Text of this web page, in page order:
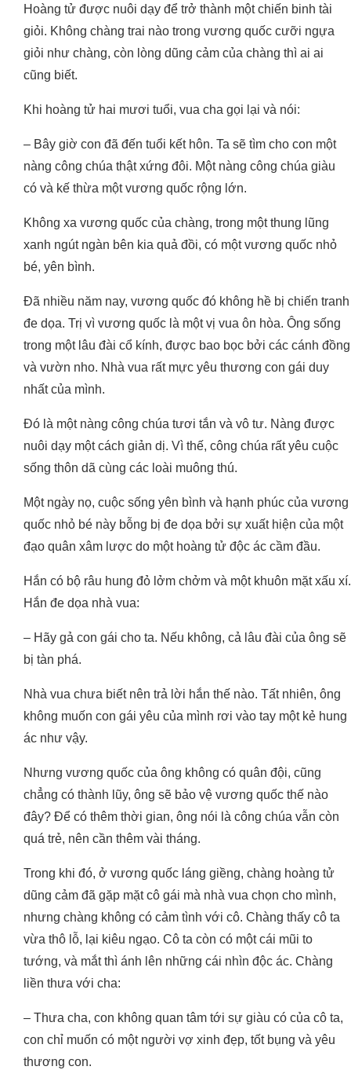
Hoàng tử được nuôi dạy để trở thành một chiến binh tài
giỏi. Không chàng trai nào trong vương quốc cưỡi ngựa
giỏi như chàng, còn lòng dũng cảm của chàng thì ai ai
cũng biết.
Khi hoàng tử hai mươi tuổi, vua cha gọi lại và nói:
– Bây giờ con đã đến tuổi kết hôn. Ta sẽ tìm cho con một
nàng công chúa thật xứng đôi. Một nàng công chúa giàu
có và kế thừa một vương quốc rộng lớn.
Không xa vương quốc của chàng, trong một thung lũng
xanh ngút ngàn bên kia quả đồi, có một vương quốc nhỏ
bé, yên bình.
Đã nhiều năm nay, vương quốc đó không hề bị chiến tranh
đe dọa. Trị vì vương quốc là một vị vua ôn hòa. Ông sống
trong một lâu đài cổ kính, được bao bọc bởi các cánh đồng
và vườn nho. Nhà vua rất mực yêu thương con gái duy
nhất của mình.
Đó là một nàng công chúa tươi tắn và vô tư. Nàng được
nuôi dạy một cách giản dị. Vì thế, công chúa rất yêu cuộc
sống thôn dã cùng các loài muông thú.
Một ngày nọ, cuộc sống yên bình và hạnh phúc của vương
quốc nhỏ bé này bỗng bị đe dọa bởi sự xuất hiện của một
đạo quân xâm lược do một hoàng tử độc ác cầm đầu.
Hắn có bộ râu hung đỏ lởm chởm và một khuôn mặt xấu xí.
Hắn đe dọa nhà vua:
– Hãy gả con gái cho ta. Nếu không, cả lâu đài của ông sẽ
bị tàn phá.
Nhà vua chưa biết nên trả lời hắn thế nào. Tất nhiên, ông
không muốn con gái yêu của mình rơi vào tay một kẻ hung
ác như vậy.
Nhưng vương quốc của ông không có quân đội, cũng
chẳng có thành lũy, ông sẽ bảo vệ vương quốc thế nào
đây? Để có thêm thời gian, ông nói là công chúa vẫn còn
quá trẻ, nên cần thêm vài tháng.
Trong khi đó, ở vương quốc láng giềng, chàng hoàng tử
dũng cảm đã gặp mặt cô gái mà nhà vua chọn cho mình,
nhưng chàng không có cảm tình với cô. Chàng thấy cô ta
vừa thô lỗ, lại kiêu ngạo. Cô ta còn có một cái mũi to
tướng, và mắt thì ánh lên những cái nhìn độc ác. Chàng
liền thưa với cha:
– Thưa cha, con không quan tâm tới sự giàu có của cô ta,
con chỉ muốn có một người vợ xinh đẹp, tốt bụng và yêu
thương con.